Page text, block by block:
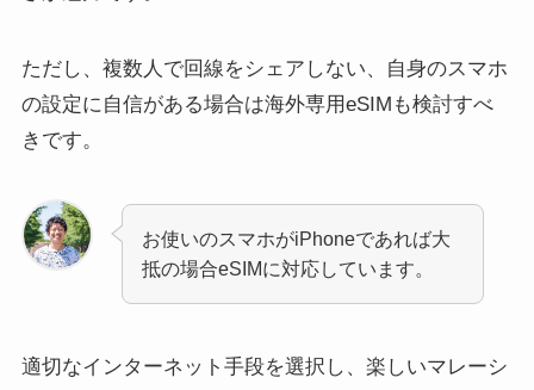
ただし、複数人で回線をシェアしない、自身のスマホ
の設定に自信がある場合は海外専用eSIMも検討すべ
きです。
お使いのスマホがiPhoneであれば大
抵の場合eSIMに対応しています。
適切なインターネット手段を選択し、楽しいマレーシ